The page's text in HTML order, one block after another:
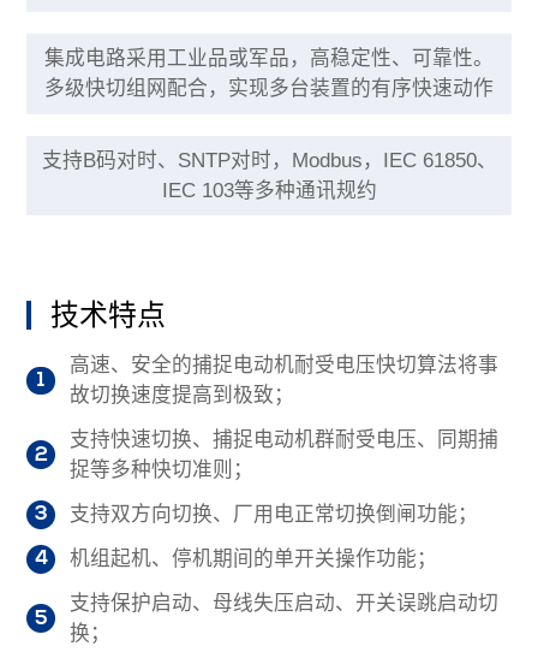
集成电路采用工业品或军品，高稳定性、可靠性。
多级快切组网配合，实现多台装置的有序快速动作
支持B码对时、SNTP对时，Modbus，IEC 61850、
IEC 103等多种通讯规约
技术特点
1
高速、安全的捕捉电动机耐受电压快切算法将事
故切换速度提高到极致；
2
支持快速切换、捕捉电动机群耐受电压、同期捕
捉等多种快切准则；
3 支持双方向切换、厂用电正常切换倒闸功能；
4 机组起机、停机期间的单开关操作功能；
5
支持保护启动、母线失压启动、开关误跳启动切
换；